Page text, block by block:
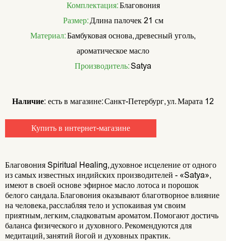
Комплектация:Благовония
Размер:Длина палочек 21 см
Материал:Бамбуковая основа, древесный уголь,
ароматическое масло
Производитель:Satya
Наличие: есть в магазине: Санкт-Петербург, ул. Марата 12
Купить в интернет-магазине
Благовония Spiritual Healing, духовное исцеление от одного
из самых известных индийских производителей - «Satya»,
имеют в своей основе эфирное масло лотоса и порошок
белого сандала. Благовония оказывают благотворное влияние
на человека, расслабляя тело и успокаивая ум своим
приятным, легким, сладковатым ароматом. Помогают достичь
баланса физического и духовного. Рекомендуются для
медитаций, занятий йогой и духовных практик.